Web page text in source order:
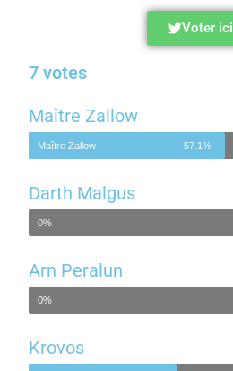
Voter ici
7 votes
Maître Zallow
Maître Zallow 57.1%
Darth Malgus
Darth Malgus
0%
Arn Peralun
Arn Peralun
0%
Krovos